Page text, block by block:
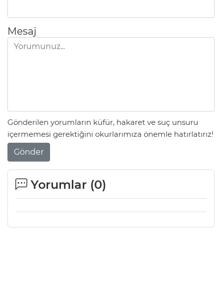
Mesaj
Gönderilen yorumların küfür, hakaret ve suç unsuru
içermemesi gerektiğini okurlarımıza önemle hatırlatırız!
Gönder
Yorumlar (0)